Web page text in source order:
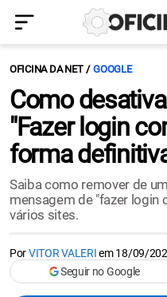
OFICINA DA NET GOOGLE
Como
"Fazer login
forma
Saiba como remover de
mensagem de "fazer login
vários sites.
PorVITOR VALERIem18/09/
Seguir no Google